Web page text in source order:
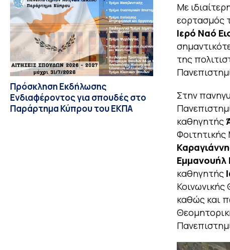
Πρόσκληση Εκδήλωσης
Ενδιαφέροντος για σπουδές στο
Παράρτημα Κύπρου του ΕΚΠΑ
Με
εορτασμός
Ιερό Ναό
της
Στην
καθηγητής
καθηγητής
Κοινωνικής
καθώς και